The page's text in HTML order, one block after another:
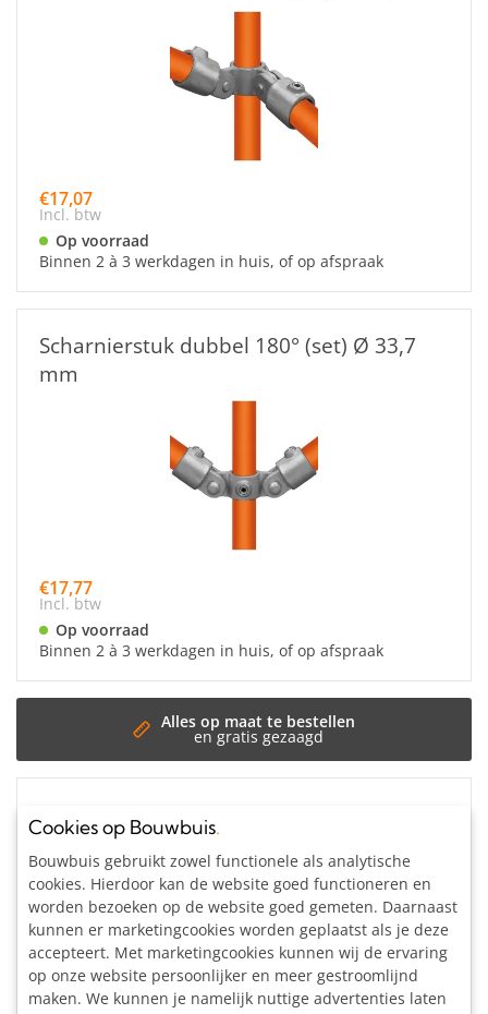
€17,07
Incl. btw
Op voorraad
Binnen 2 à 3 werkdagen in huis, of op afspraak
Scharnierstuk dubbel 180° (set) Ø 33,7
mm
€17,77
Incl. btw
Op voorraad
Binnen 2 à 3 werkdagen in huis, of op afspraak
Scharnierstuk enkel (compleet) Ø 33,7
mm
Cookies op Bouwbuis.
Bouwbuis gebruikt zowel functionele als analytische
cookies. Hierdoor kan de website goed functioneren en
worden bezoeken op de website goed gemeten. Daarnaast
kunnen er marketingcookies worden geplaatst als je deze
accepteert. Met marketingcookies kunnen wij de ervaring
op onze website persoonlijker en meer gestroomlijnd
maken. We kunnen je namelijk nuttige advertenties laten